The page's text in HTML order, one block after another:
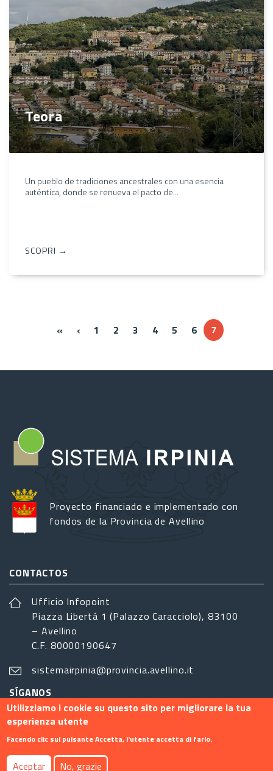
Teora
Un pueblo de tradiciones ancestrales con una esencia
auténtica, donde se renueva el pacto de...
SCOPRI →
« « Prima
‹‹‹ 1 2 3 4 5 6 7
Proyecto financiado e implementado con
fondos de la Provincia de Avellino
CONTACTOS
Ufficio Infopoint
Piazza Libertá 1 (Palazzo Caracciolo), 83100
– Avellino
C.F. 80000190647
sistemairpinia@provincia.avellino.it
SÍGANOS
Footer menu
Utilizziamo i cookie su questo sito per migliorare la tua
esperienza utente
Facendo clic sul pulsante Accetta, l'utente accetta di farlo.
Aceptar No, grazie